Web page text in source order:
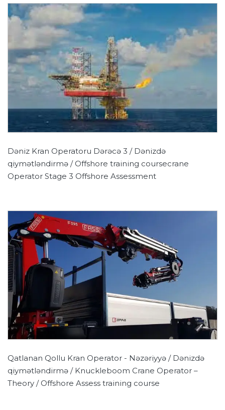
Dəniz Kran Operatoru Dərəcə 3 / Dənizdə
qiymətləndirmə / Offshore training coursecrane
Operator Stage 3 Offshore Assessment
Qatlanan Qollu Kran Operator - Nəzəriyyə / Dənizdə
qiymətləndirmə / Knuckleboom Crane Operator –
Theory / Offshore Assess training course